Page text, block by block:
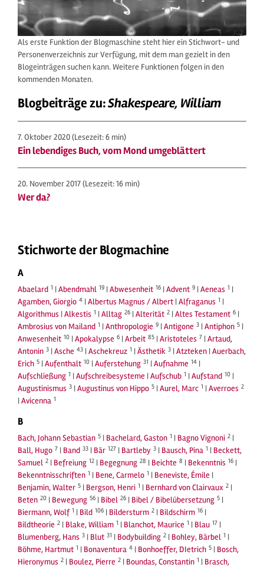
Als erste Funktion der Blogmaschine steht hier ein Stichwort- und
Personenverzeichnis zur Verfügung, mit dem man gezielt in den
Blogeinträgen suchen kann. Weitere Funktionen folgen in den
kommenden Monaten.
Blogbeiträge zu:Shakespeare, William
7. Oktober 2020(Lesezeit: 6 min)
Ein lebendiges Buch, vom Mond umgeblättert
20. November 2017(Lesezeit: 16 min)
Wer da?
Stichworte der Blogmachine
A
Abaelard 1 |Abendmahl 19 |Abwesenheit 16 |Advent 9 |Aeneas 1 |
Agamben, Giorgio 4 |Albertus Magnus / Albert |Alfraganus 1 |
Algorithmus |Alkestis 1 |Alltag 26 |Alterität 2 |Altes Testament 6 |
Ambrosius von Mailand 1 |Anthropologie 9 |Antigone 3 |Antiphon 5 |
Anwesenheit 10 |Apokalypse 6 |Arbeit 85 |Aristoteles 7 |Artaud,
Antonin 3 |Asche 43 |Aschekreuz 1 |Ästhetik 3 |Atzteken |Auerbach,
Erich 5 |Aufenthalt 10 |Auferstehung 31 |Aufnahme 14 |
Aufschließung 1 |Aufschreibesysteme |Aufschub 1 |Aufstand 10 |
Augustinismus 3 |Augustinus von Hippo 5 |Aurel, Marc 1 |Averroes 2
|Avicenna 1
B
Bach, Johann Sebastian 5 | Bachelard, Gaston 1 | Bagno Vignoni 2 |
Ball, Hugo 7 | Band 33 | Bär 127 | Bartleby 3 | Bausch, Pina 1 | Beckett,
Samuel 2 | Befreiung 12 | Begegnung 28 | Beichte 8 | Bekenntnis 16 |
Bekenntnisschriften 1 | Bene, Carmelo 1 | Beneviste, Émile |
Benjamin, Walter 5 | Bergson, Henri 1 | Bernhard von Clairvaux 2 |
Beten 20 | Bewegung 56 | Bibel 26 | Bibel / Bibelübersetzung 5 |
Biermann, Wolf 1 | Bild 106 | Bildersturm 2 | Bildschirm 16 |
Bildtheorie 2 | Blake, William 1 | Blanchot, Maurice 1 | Blau 17 |
Blumenberg, Hans 3 | Blut 31 | Bodybuilding 2 | Bohley, Bärbel 1 |
Böhme, Hartmut 1 | Bonaventura 4 | Bonhoeffer, DIetrich 5 | Bosch,
Hieronymus 2 | Boulez, Pierre 2 | Boundas, Constantin 1 | Brasch,